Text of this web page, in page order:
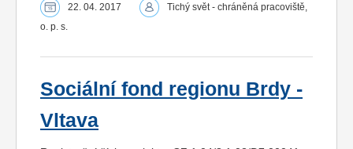
22. 04. 2017
Tichý svět - chráněná pracoviště,
o. p. s.
Sociální fond regionu Brdy -
Vltava